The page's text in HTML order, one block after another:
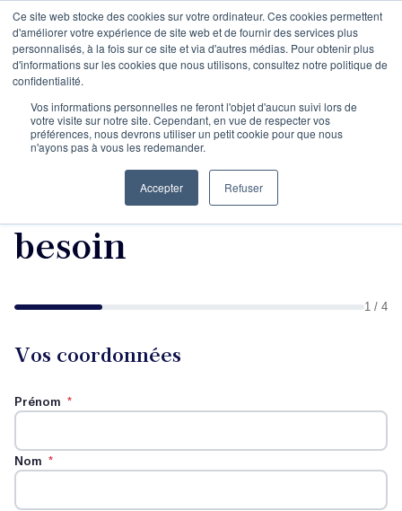
Ce site web stocke des cookies sur votre ordinateur. Ces cookies permettent
d'améliorer votre expérience de site web et de fournir des services plus
personnalisés, à la fois sur ce site et via d'autres médias. Pour obtenir plus
d'informations sur les cookies que nous utilisons, consultez notre politique de
confidentialité.
Vos informations personnelles ne feront l'objet d'aucun suivi lors de
votre visite sur notre site. Cependant, en vue de respecter vos
préférences, nous devrons utiliser un petit cookie pour que nous
n'ayons pas à vous les redemander.
Accepter Refuser
Maîtriser la langue et
ses écrits - Votre
besoin
1 / 4
Vos coordonnées
Prénom *
Nom *